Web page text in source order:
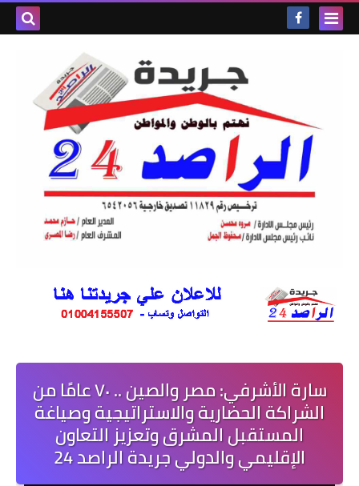
سارة الأشرفي: مصر والصين .. ٧٠ عامًا من
الشراكة الحضارية والاستراتيجية وصياغة
المستقبل المشرق وتعزيز التعاون
الإقليمي والدولي جريدة الراصد 24